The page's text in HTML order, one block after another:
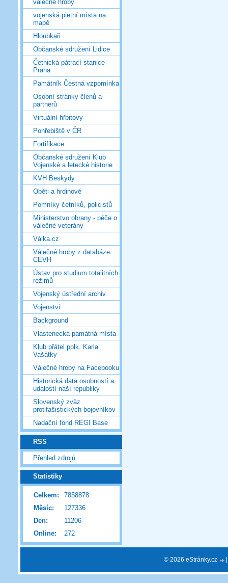
válečné hroby
vojenská pietní místa na
mapě
Hloubkaři
Občanské sdružení Lidice
Četnická pátrací stanice
Praha
Památník Čestná vzpomínka
Osobní stránky členů a
partnerů
Virtuální hřbitovy
Pohřebiště v ČR
Fortifikace
Občanské sdružení Klub
Vojenské a letecké historie
KVH Beskydy
Oběti a hrdinové
Pomníky četníků, policistů
Ministerstvo obrany - péče o
válečné veterány
Válka.cz
Válečné hroby z databáze
CEVH
Ústav pro studium totalitních
režimů
Vojenský ústřední archiv
Vojenství
Background
Vlastenecká památná místa
Klub přátel pplk. Karla
Vašátky
Válečné hroby na Facebooku
Historická data osobností a
událostí naší republiky
Slovenský zväz
protifašistických bojovníkov
Nadační fond REGI Base
RSS
Přehled zdrojů
Statistiky
Online: 272
Celkem:
7858878
Měsíc:
127336
Den:
11206
© 2026 eStránky.cz